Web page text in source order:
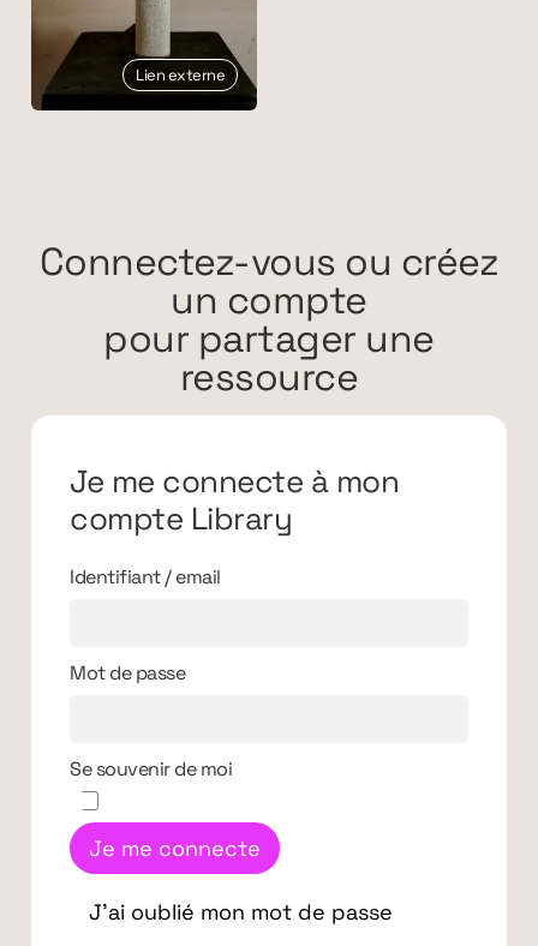
Lien externe
Connectez-vous ou créez
un compte
pour partager une
ressource
Je me connecte à mon
compte Library
Identifiant / email
Mot de passe
Se souvenir de moi
Je me connecte
J'ai oublié mon mot de passe